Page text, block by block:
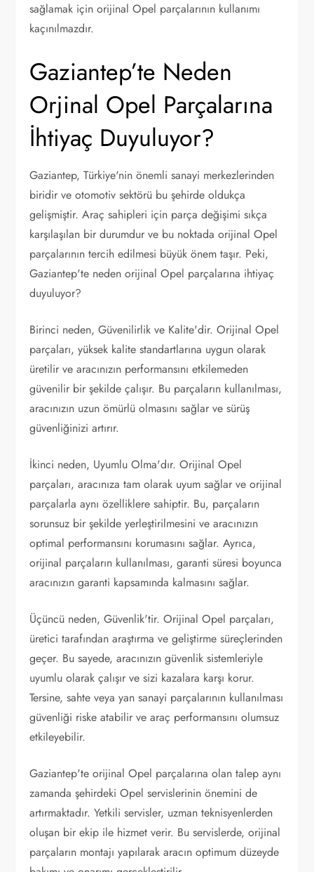
sağlamak için orijinal Opel parçalarının kullanımı
kaçınılmazdır.
Gaziantep’te Neden
Orjinal Opel Parçalarına
İhtiyaç Duyuluyor?
Gaziantep, Türkiye'nin önemli sanayi merkezlerinden
biridir ve otomotiv sektörü bu şehirde oldukça
gelişmiştir. Araç sahipleri için parça değişimi sıkça
karşılaşılan bir durumdur ve bu noktada orijinal Opel
parçalarının tercih edilmesi büyük önem taşır. Peki,
Gaziantep'te neden orijinal Opel parçalarına ihtiyaç
duyuluyor?
Birinci neden, Güvenilirlik ve Kalite'dir. Orijinal Opel
parçaları, yüksek kalite standartlarına uygun olarak
üretilir ve aracınızın performansını etkilemeden
güvenilir bir şekilde çalışır. Bu parçaların kullanılması,
aracınızın uzun ömürlü olmasını sağlar ve sürüş
güvenliğinizi artırır.
İkinci neden, Uyumlu Olma'dır. Orijinal Opel
parçaları, aracınıza tam olarak uyum sağlar ve orijinal
parçalarla aynı özelliklere sahiptir. Bu, parçaların
sorunsuz bir şekilde yerleştirilmesini ve aracınızın
optimal performansını korumasını sağlar. Ayrıca,
orijinal parçaların kullanılması, garanti süresi boyunca
aracınızın garanti kapsamında kalmasını sağlar.
Üçüncü neden, Güvenlik'tir. Orijinal Opel parçaları,
üretici tarafından araştırma ve geliştirme süreçlerinden
geçer. Bu sayede, aracınızın güvenlik sistemleriyle
uyumlu olarak çalışır ve sizi kazalara karşı korur.
Tersine, sahte veya yan sanayi parçalarının kullanılması
güvenliği riske atabilir ve araç performansını olumsuz
etkileyebilir.
Gaziantep'te orijinal Opel parçalarına olan talep aynı
zamanda şehirdeki Opel servislerinin önemini de
artırmaktadır. Yetkili servisler, uzman teknisyenlerden
oluşan bir ekip ile hizmet verir. Bu servislerde, orijinal
parçaların montajı yapılarak aracın optimum düzeyde